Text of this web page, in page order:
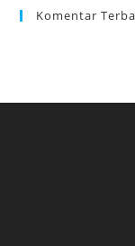
Komentar